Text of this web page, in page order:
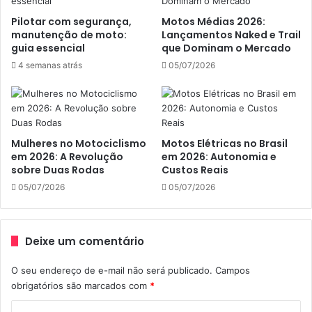
Tadeu Garcia, obstetra do Hospital e Maternidade São
Luiz, em São Paulo.
não há nenhum artigo que proíba a circulação sobre duas
rodas de mulheres gestantes.
Fonte: revistamundomoto.com.br
Grávida Moto Grávida Motociclista
Mulheres De Moto
Pilotar com segurança,
manutenção de moto:
guia essencial
4 semanas atrás
Motos Médias 2026:
Lançamentos Naked e Trail
que Dominam o Mercado
05/07/2026
Mulheres no Motociclismo
em 2026: A Revolução
sobre Duas Rodas
05/07/2026
Motos Elétricas no Brasil
em 2026: Autonomia e
Custos Reais
05/07/2026
Deixe um comentário
O seu endereço de e-mail não será publicado. Campos
obrigatórios são marcados com *